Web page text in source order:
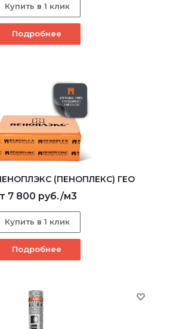
Купить в 1 клик
Подробнее
(ПЕНОПЛЕКС) ГЕО
7 800 руб./м3
Купить в 1 клик
Подробнее